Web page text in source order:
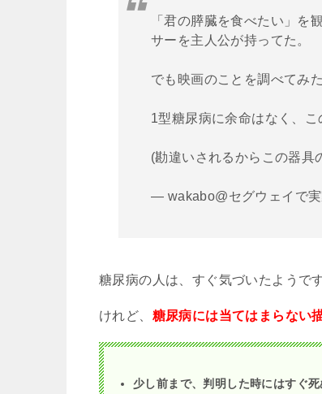
「君の膵臓を食べたい」を
サーを主人公が持ってた。
でも映画のことを調べてみ
1型糖尿病に余命はなく、こ
(勘違いされるからこの器具
— wakabo@セグウェイで
糖尿病の人は、すぐ気づいたようです
けれど、 糖尿病には当てはまらない
少し前まで、判明した時にはすぐ